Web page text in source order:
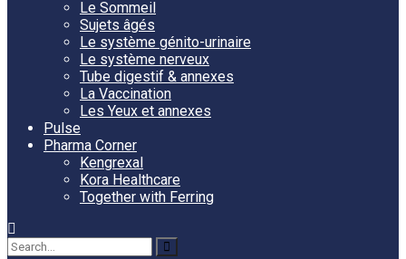
Le Sommeil
Sujets âgés
Le système génito-urinaire
Le système nerveux
Tube digestif & annexes
La Vaccination
Les Yeux et annexes
Pulse
Pharma Corner
Kengrexal
Kora Healthcare
Together with Ferring